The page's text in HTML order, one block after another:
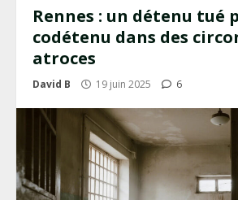
Rennes : un détenu tué
codétenu dans des
atroces
David B 19 juin 2025 6